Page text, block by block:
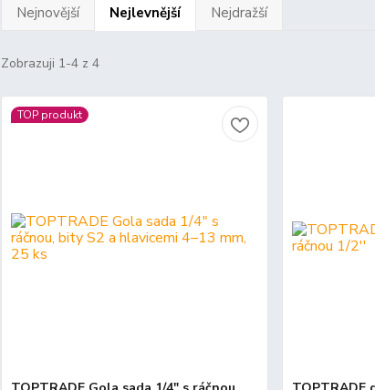
Nejnovější Nejlevnější Nejdražší
Zobrazuji 1-4 z 4
TOP produkt